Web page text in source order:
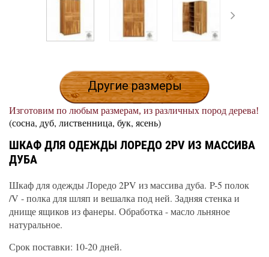
Другие размеры
Изготовим по любым размерам, из различных пород дерева!
(сосна, дуб, лиственница, бук, ясень)
ШКАФ ДЛЯ ОДЕЖДЫ ЛОРЕДО 2PV ИЗ МАССИВА
ДУБА
Шкаф для одежды Лоредо 2PV из массива дуба. P-5 полок
/V - полка для шляп и вешалка под ней. Задняя стенка и
днище ящиков из фанеры. Обработка - масло льняное
натуральное.
Срок поставки: 10-20 дней.